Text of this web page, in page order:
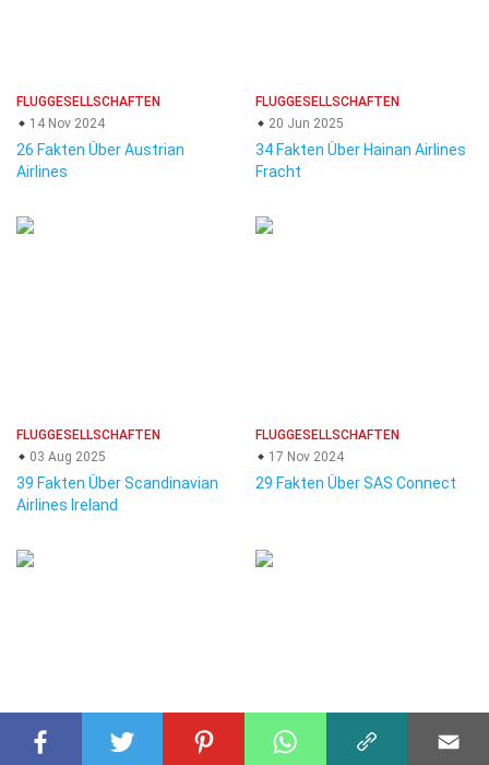
FLUGGESELLSCHAFTEN
14 Nov 2024
26 Fakten Über Austrian
Airlines
FLUGGESELLSCHAFTEN
20 Jun 2025
34 Fakten Über Hainan Airlines
Fracht
FLUGGESELLSCHAFTEN
03 Aug 2025
39 Fakten Über Scandinavian
Airlines Ireland
FLUGGESELLSCHAFTEN
17 Nov 2024
29 Fakten Über SAS Connect